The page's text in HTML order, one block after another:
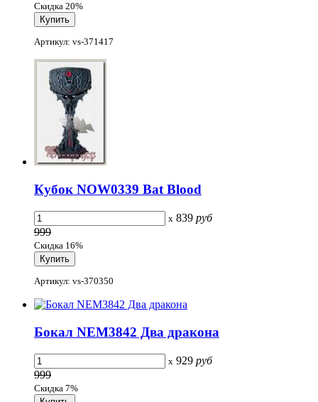
Скидка 20%
Артикул: vs-371417
Кубок NOW0339 Bat Blood
x 839 руб
999
Скидка 16%
Артикул: vs-370350
Бокал NEM3842 Два дракона
x 929 руб
999
Скидка 7%